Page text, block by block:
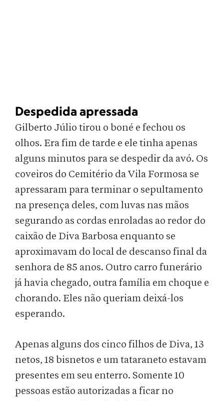
Despedida apressada
Gilberto Júlio tirou o boné e fechou os
olhos. Era fim de tarde e ele tinha apenas
alguns minutos para se despedir da avó. Os
coveiros do Cemitério da Vila Formosa se
apressaram para terminar o sepultamento
na presença deles, com luvas nas mãos
segurando as cordas enroladas ao redor do
caixão de Diva Barbosa enquanto se
aproximavam do local de descanso final da
senhora de 85 anos. Outro carro funerário
já havia chegado, outra família em choque e
chorando. Eles não queriam deixá-los
esperando.
Apenas alguns dos cinco filhos de Diva, 13
netos, 18 bisnetos e um tataraneto estavam
presentes em seu enterro. Somente 10
pessoas estão autorizadas a ficar no